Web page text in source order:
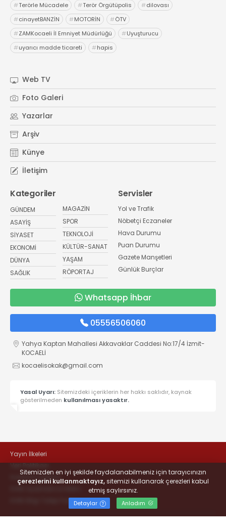
#Terörle Mücadele #Terör Örgütüpolis #dilovası
#cinayetBANZİN #MOTORİN #ÖTV
#ZAMKocaeli İl Emniyet Müdürlüğü #Uyuşturucu
#uyarıcı madde ticareti #hapis
Web TV
Foto Galeri
Yazarlar
Arşiv
Künye
İletişim
Kategoriler
GÜNDEM
ASAYİŞ
SİYASET
EKONOMİ
DÜNYA
SAĞLIK
MAGAZİN
SPOR
TEKNOLOJİ
KÜLTÜR-SANAT
YAŞAM
RÖPORTAJ
Servisler
Yol ve Trafik
Nöbetçi Eczaneler
Hava Durumu
Puan Durumu
Gazete Manşetleri
Günlük Burçlar
Whatsapp İhbar
05556506060
Yahya Kaptan Mahallesi Akkavaklar Caddesi No:17/4 İzmit-
KOCAELİ
kocaelisokak@gmail.com
Yasal Uyarı: Sitemizdeki içeriklerin her hakkı saklıdır, kaynak
gösterilmeden kullanılması yasaktır.
Yayın İlkeleri
Veri Politikası
Kullanım Şartları
KVKK Bilgi Talep Formu
Sitemizden en iyi şekilde faydalanabilmeniz için tarayıcınızın
çerezlerini kullanmaktayız,sitemizi kullanarak çerezleri kabul
etmiş saylırsınız.
Detaylar Anladım